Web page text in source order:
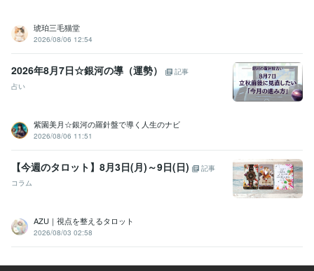
琥珀三毛猫堂
2026/08/06 12:54
2026年8月7日☆銀河の導（運勢）
記事
占い
紫園美月☆銀河の羅針盤で導く人生のナビ
2026/08/06 11:51
【今週のタロット】8月3日(月)～9日(日)
記事
コラム
AZU｜視点を整えるタロット
2026/08/03 02:58